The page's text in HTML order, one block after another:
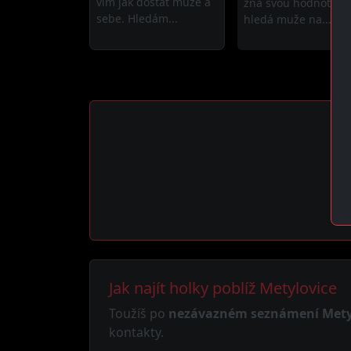
sebe. Hledám...
zná svou hodnotu a
hledá muže na...
Jak najít holky poblíž Metylovice
Toužíš po nezávazném seznámení
kontakty.